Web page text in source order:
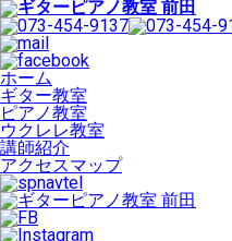
ホーム
ギター教室
ピアノ教室
ウクレレ教室
講師紹介
アクセスマップ